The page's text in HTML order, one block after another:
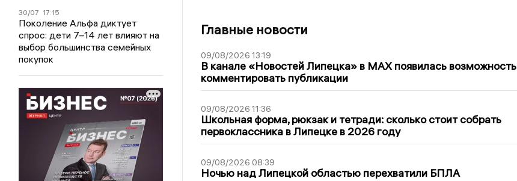
30/07 17:15
Поколение Альфа диктует
спрос: дети 7–14 лет влияют на
выбор большинства семейных
покупок
Главные новости
09/08/2026 13:19
В канале «Новостей Липецка» в MAX появилась возможность
комментировать публикации
09/08/2026 11:36
Школьная форма, рюкзак и тетради: сколько стоит собрать
первоклассника в Липецке в 2026 году
09/08/2026 08:39
Ночью над Липецкой областью перехватили БПЛА